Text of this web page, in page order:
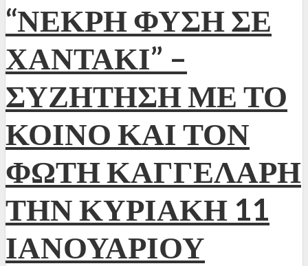
“ΝΕΚΡΗ ΦΥΣΗ ΣΕ
ΧΑΝΤΑΚΙ” –
ΣΥΖΗΤΗΣΗ ΜΕ ΤΟ
ΚΟΙΝΟ ΚΑΙ ΤΟΝ
ΦΩΤΗ ΚΑΓΓΕΛΑΡΗ
ΤΗΝ ΚΥΡΙΑΚΗ 11
ΙΑΝΟΥΑΡΙΟΥ